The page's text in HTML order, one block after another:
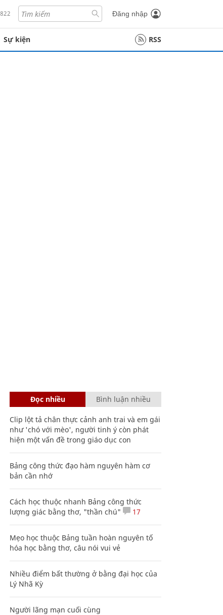
Đăng nhập
Sự kiện RSS
Đọc nhiều Bình luận nhiều
Clip lột tả chân thực cảnh anh trai và em gái
như 'chó với mèo', người tinh ý còn phát
hiện một vấn đề trong giáo dục con
Bảng công thức đạo hàm nguyên hàm cơ
bản cần nhớ
Cách học thuộc nhanh Bảng công thức
lượng giác bằng thơ, "thần chú"
17
Mẹo học thuộc Bảng tuần hoàn nguyên tố
hóa học bằng thơ, câu nói vui vẻ
Nhiều điểm bất thường ở bằng đại học của
Lý Nhã Kỳ
Người lãng mạn cuối cùng